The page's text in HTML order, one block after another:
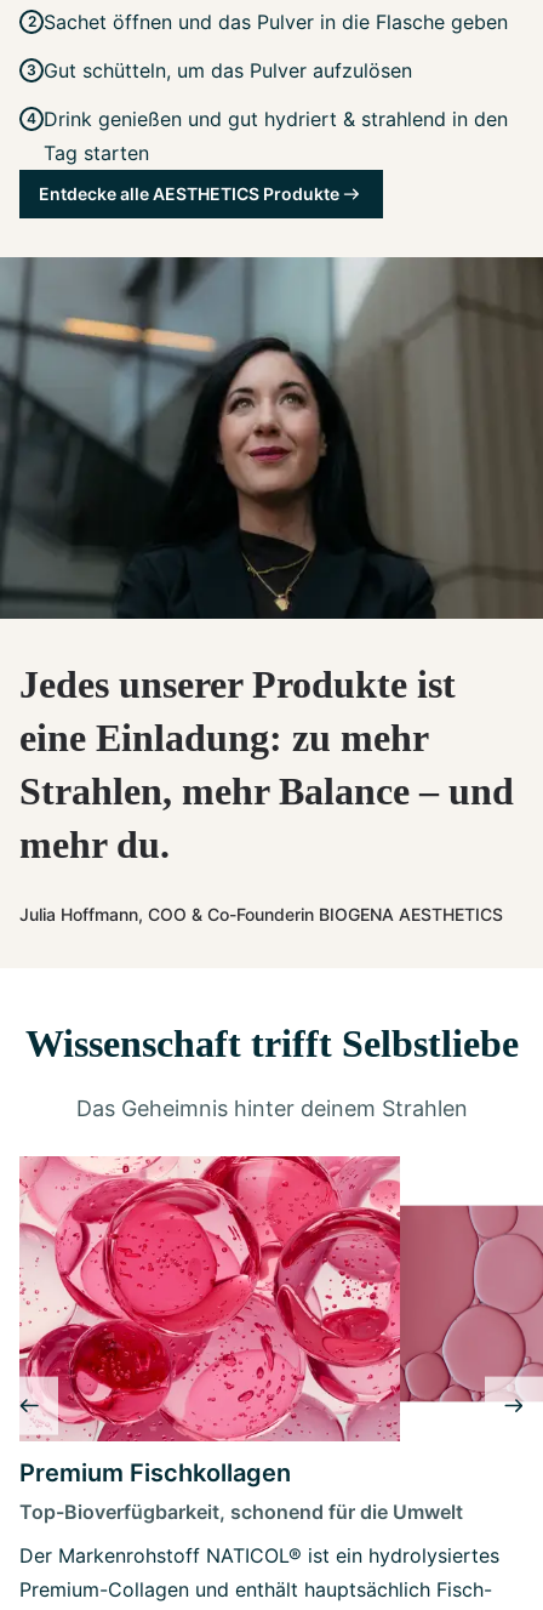
Sachet öffnen und das Pulver in die Flasche geben
Gut schütteln, um das Pulver aufzulösen
Drink genießen und gut hydriert & strahlend in den
Tag starten
Entdecke alle AESTHETICS Produkte
Jedes unserer Produkte ist
eine Einladung: zu mehr
Strahlen, mehr Balance – und
mehr du.
Julia Hoffmann, COO & Co-Founderin BIOGENA AESTHETICS
Wissenschaft trifft Selbstliebe
Das Geheimnis hinter deinem Strahlen
Premium Fischkollagen
Top-Bioverfügbarkeit, schonend für die Umwelt
Der Markenrohstoff NATICOL® ist ein hydrolysiertes
Premium-Collagen und enthält hauptsächlich Fisch-